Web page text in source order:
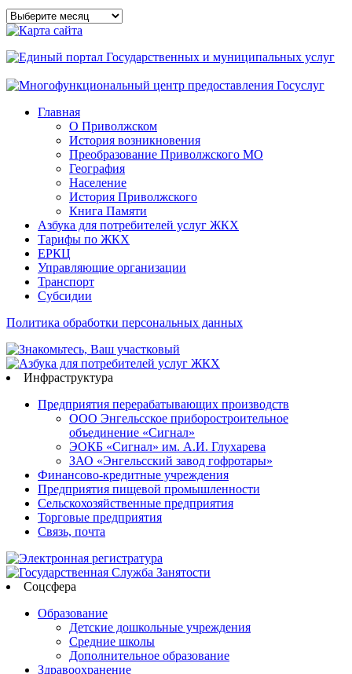
Архивы
сайта
Главная
О Приволжском
История возникновения
Преобразование Приволжского МО
География
Население
История Приволжского
Книга Памяти
Азбука для потребителей услуг ЖКХ
Тарифы по ЖКХ
ЕРКЦ
Управляющие организации
Транспорт
Субсидии
Политика обработки персональных данных
Инфраструктура
Предприятия перерабатывающих производств
ООО Энгельсское приборостроительное
объединение «Сигнал»
ЭОКБ «Сигнал» им. А.И. Глухарева
ЗАО «Энгельсский завод гофротары»
Финансово-кредитные учреждения
Предприятия пищевой промышленности
Сельскохозяйственные предприятия
Торговые предприятия
Связь, почта
Соцсфера
Образование
Детские дошкольные учреждения
Средние школы
Дополнительное образование
Здравоохранение